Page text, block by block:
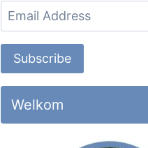
Email
Address
Subscribe
Welkom